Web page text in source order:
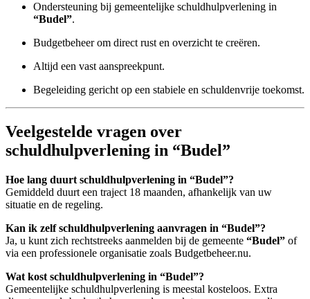
Ondersteuning bij gemeentelijke schuldhulpverlening in
“Budel”.
Budgetbeheer om direct rust en overzicht te creëren.
Altijd een vast aanspreekpunt.
Begeleiding gericht op een stabiele en schuldenvrije toekomst.
Veelgestelde vragen over
schuldhulpverlening in “Budel”
Hoe lang duurt schuldhulpverlening in “Budel”?
Gemiddeld duurt een traject 18 maanden, afhankelijk van uw
situatie en de regeling.
Kan ik zelf schuldhulpverlening aanvragen in “Budel”?
Ja, u kunt zich rechtstreeks aanmelden bij de gemeente “Budel” of
via een professionele organisatie zoals Budgetbeheer.nu.
Wat kost schuldhulpverlening in “Budel”?
Gemeentelijke schuldhulpverlening is meestal kosteloos. Extra